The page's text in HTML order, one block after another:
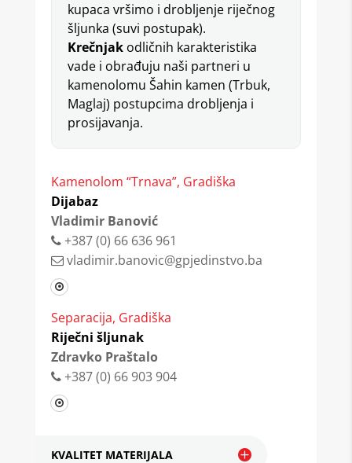
kupaca vršimo i drobljenje riječnog
šljunka (suvi postupak).
Krečnjakodličnih karakteristika
vade i obrađuju naši partneri u
kamenolomu Šahin kamen (Trbuk,
Maglaj) postupcima drobljenja i
prosijavanja.
Kamenolom “Trnava”, Gradiška
Dijabaz
Vladimir Banović
+387 (0) 66 636 961
vladimir.banovic@gpjedinstvo.ba
Separacija, Gradiška
Riječni šljunak
Zdravko Praštalo
+387 (0) 66 903 904
KVALITET MATERIJALA